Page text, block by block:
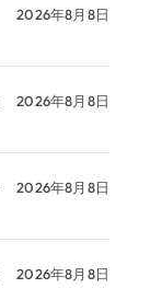
2026年8月8日
2026年8月8日
2026年8月8日
2026年8月8日